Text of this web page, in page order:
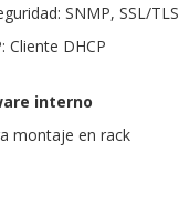
SNMP, SSL/TLS
Cliente DHCP
interno
montaje en rack